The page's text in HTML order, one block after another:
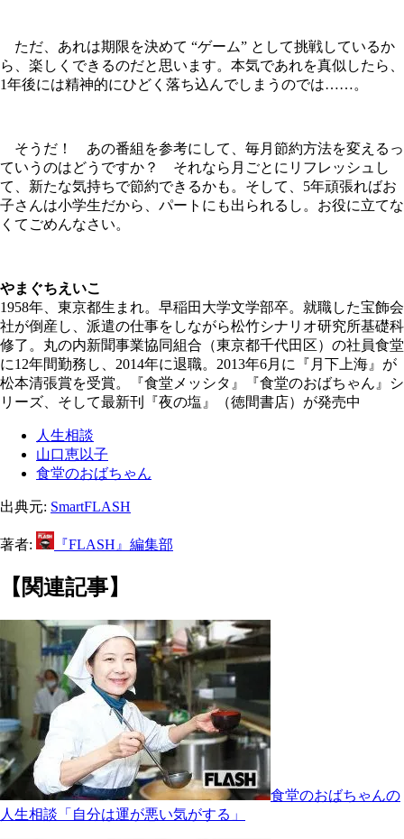
ただ、あれは期限を決めて “ゲーム” として挑戦しているか
ら、楽しくできるのだと思います。本気であれを真似したら、
1年後には精神的にひどく落ち込んでしまうのでは……。
そうだ！ あの番組を参考にして、毎月節約方法を変えるっ
ていうのはどうですか？ それなら月ごとにリフレッシュし
て、新たな気持ちで節約できるかも。そして、5年頑張ればお
子さんは小学生だから、パートにも出られるし。お役に立てな
くてごめんなさい。
やまぐちえいこ
1958年、東京都生まれ。早稲田大学文学部卒。就職した宝飾会
社が倒産し、派遣の仕事をしながら松竹シナリオ研究所基礎科
修了。丸の内新聞事業協同組合（東京都千代田区）の社員食堂
に12年間勤務し、2014年に退職。2013年6月に『月下上海』が
松本清張賞を受賞。『食堂メッシタ』『食堂のおばちゃん』シ
リーズ、そして最新刊『夜の塩』（徳間書店）が発売中
人生相談
山口恵以子
食堂のおばちゃん
出典元: SmartFLASH
著者: 『FLASH』編集部
【関連記事】
食堂のおばちゃんの
人生相談「自分は運が悪い気がする」